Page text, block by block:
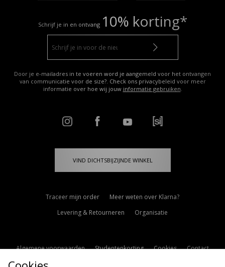
Schrijf je in en ontvang 10% korting*
Door je e-mailadres in te voeren word je aangemeld voor het ontvangen
van communicatie voor de size?. Check ons privacybeleid voor meer
informatie over hoe wij jouw informatie gebruiken.
VIND DICHTSBIJZIJNDE WINKEL
Traceer mijn order
Meer weten over Klarna?
Levering & Retourneren
Organisatie
Algemene voorwaarden Studentenkorting Cookies
Contact
Cookie Instellingen